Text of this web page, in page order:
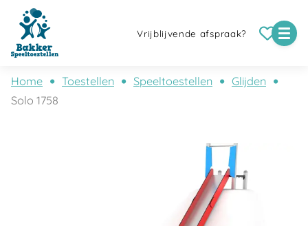
Vrijblijvende afspraak?
Home Toestellen Speeltoestellen
Glijden
Solo 1758